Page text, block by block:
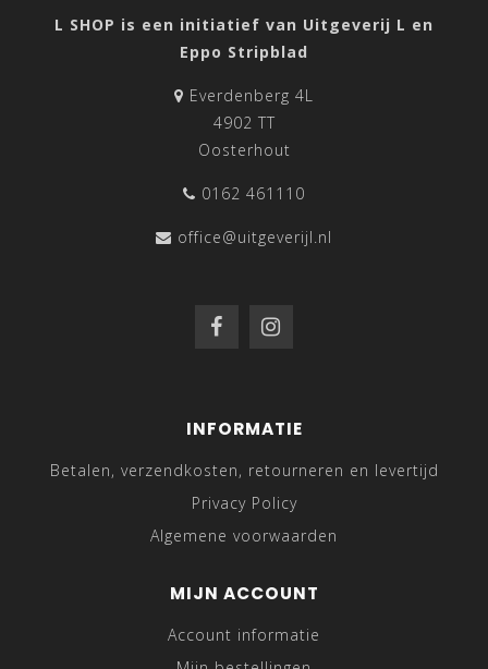
L SHOP is een initiatief van Uitgeverij L en
Eppo Stripblad
Everdenberg 4L
4902 TT
Oosterhout
0162 461110
office@uitgeverijl.nl
INFORMATIE
Betalen, verzendkosten, retourneren en levertijd
Privacy Policy
Algemene voorwaarden
MIJN ACCOUNT
Account informatie